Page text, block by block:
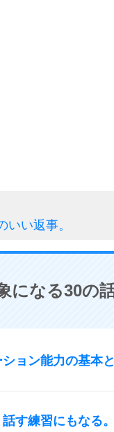
いい返事。
になる30の
ョン能力の基本と
す練習にもなる。